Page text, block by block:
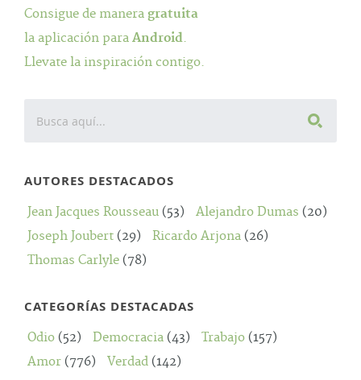
Consigue de manera gratuita
la aplicación para Android.
Llevate la inspiración contigo.
AUTORES DESTACADOS
Jean Jacques Rousseau (53) Alejandro Dumas (20)
Joseph Joubert (29) Ricardo Arjona (26)
Thomas Carlyle (78)
CATEGORÍAS DESTACADAS
Odio (52) Democracia (43) Trabajo (157)
Amor (776) Verdad (142)